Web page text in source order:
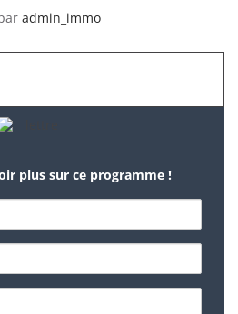
admin_immo
plus sur ce programme !